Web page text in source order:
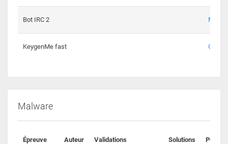
Bot IRC 2
KeygenMe fast Ge0
Malware
Épreuve Auteur Validations Solutions Points